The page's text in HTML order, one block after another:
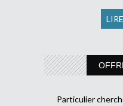
Particulier